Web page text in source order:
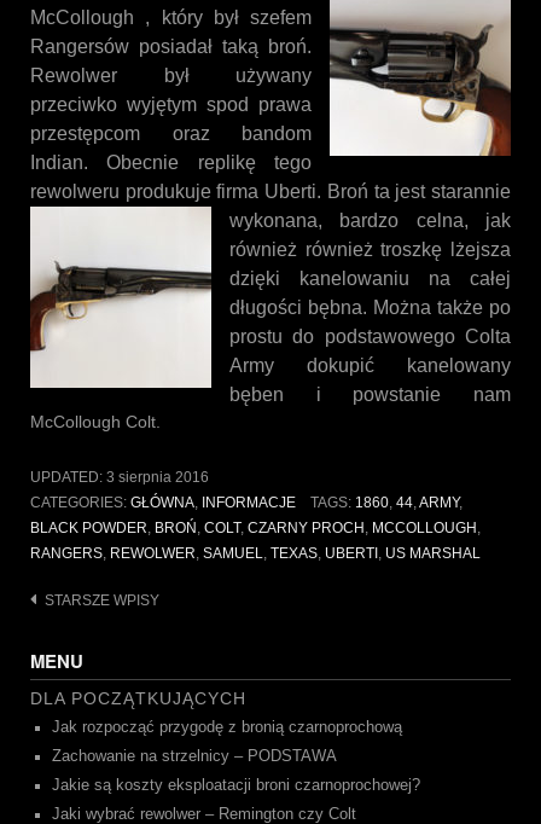
McCollough , który był szefem
Rangersów posiadał taką broń.
Rewolwer był używany
przeciwko wyjętym spod prawa
przestępcom oraz bandom
Indian. Obecnie replikę tego
rewolweru produkuje firma Uberti. Broń ta jest starannie
wykonana, bardzo celna, jak
również również troszkę lżejsza
dzięki kanelowaniu na całej
długości bębna. Można także po
prostu do podstawowego Colta
Army dokupić kanelowany
bęben i powstanie nam
McCollough Colt.
UPDATED: 3 sierpnia 2016
CATEGORIES: GŁÓWNA INFORMACJE TAGS: 1860, 44, ARMY,
BLACK POWDER BROŃ COLT, CZARNY PROCH MCCOLLOUGH
RANGERS REWOLWER SAMUEL TEXAS UBERTI US MARSHAL
Nawigacja
wpisach
STARSZE WPISY
MENU
DLA POCZĄTKUJĄCYCH
Jak rozpocząć przygodę z bronią czarnoprochową
Zachowanie na strzelnicy – PODSTAWA
Jakie są koszty eksploatacji broni czarnoprochowej?
Jaki wybrać rewolwer – Remington czy Colt